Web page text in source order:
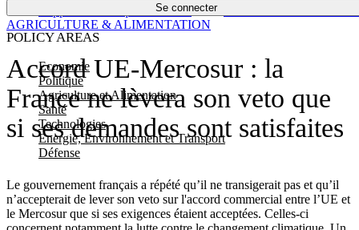
Se connecter
POLICY AREAS
Economie
Politique
Agriculture et Alimentation
Santé
Technologies
Energie, Environnement et Transport
Défense
Économie
Accord UE-Mercosur : la
France ne lèvera son veto que
si ses demandes sont satisfaites
Le gouvernement français a répété qu’il ne transigerait pas et qu’il
n’accepterait de lever son veto sur l'accord commercial entre l’UE et
le Mercosur que si ses exigences étaient acceptées. Celles-ci
AGRICULTURE & ALIMENTATION